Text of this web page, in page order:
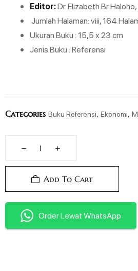
Editor:Dr. Elizabeth Br Haloho,
Jumlah Halaman: viii, 164
Ukuran Buku : 15,5 x 23 cm
Jenis Buku : Referensi
Categories Buku Referensi, Ekonomi,
Add To Cart
Order Lewat WhatsApp